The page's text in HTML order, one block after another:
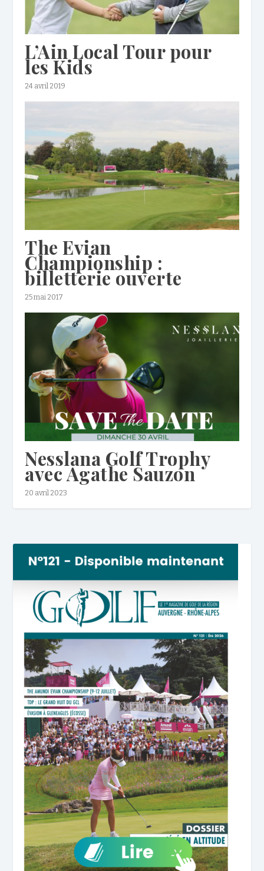
L’Ain Local Tour pour
les Kids
24 avril 2019
The Evian
Championship :
billetterie ouverte
25 mai 2017
Nesslana Golf Trophy
avec Agathe Sauzon
20 avril 2023